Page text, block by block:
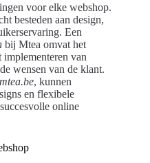
voor elke webshop.
besteden aan design,
Een
bij Mtea omvat het
implementeren van
wensen van de klant.
mtea.be, kunnen
en flexibele
online